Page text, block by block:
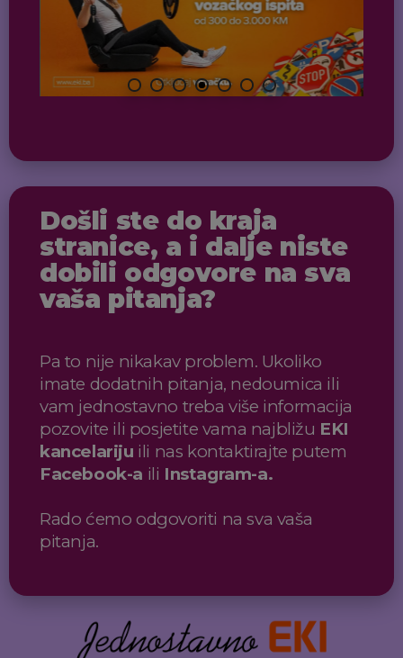
Došli ste do kraja
stranice, a i dalje niste
dobili odgovore na sva
vaša pitanja?
Pa to nije nikakav problem. Ukoliko
imate dodatnih pitanja, nedoumica ili
vam jednostavno treba više informacija
pozovite ili posjetite vama najbližu EKI
kancelariju ili nas kontaktirajte putem
Facebook-a ili Instagram-a.
Rado ćemo odgovoriti na sva vaša
pitanja.